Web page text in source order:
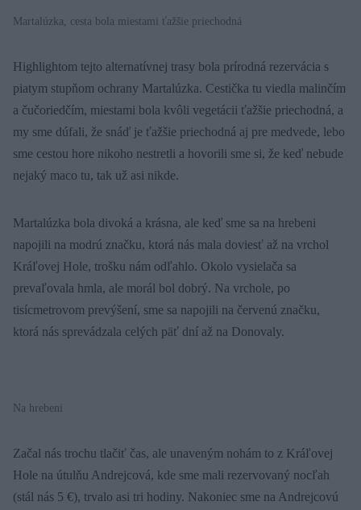
Martalúzka, cesta bola miestami ťažšie priechodná
Highlightom tejto alternatívnej trasy bola prírodná rezervácia s
piatym stupňom ochrany Martalúzka. Cestička tu viedla malinčím
a čučoriedčím, miestami bola kvôli vegetácii ťažšie priechodná, a
my sme dúfali, že snáď je ťažšie priechodná aj pre medvede, lebo
sme cestou hore nikoho nestretli a hovorili sme si, že keď nebude
nejaký maco tu, tak už asi nikde.
Martalúzka bola divoká a krásna, ale keď sme sa na hrebeni
napojili na modrú značku, ktorá nás mala doviesť až na vrchol
Kráľovej Hole, trošku nám odľahlo. Okolo vysielača sa
prevaľovala hmla, ale morál bol dobrý. Na vrchole, po
tisícmetrovom prevýšení, sme sa napojili na červenú značku,
ktorá nás sprevádzala celých päť dní až na Donovaly.
Na hrebeni
Začal nás trochu tlačiť čas, ale unaveným nohám to z Kráľovej
Hole na útulňu Andrejcová, kde sme mali rezervovaný nocľah
(stál nás 5 €), trvalo asi tri hodiny. Nakoniec sme na Andrejcovú